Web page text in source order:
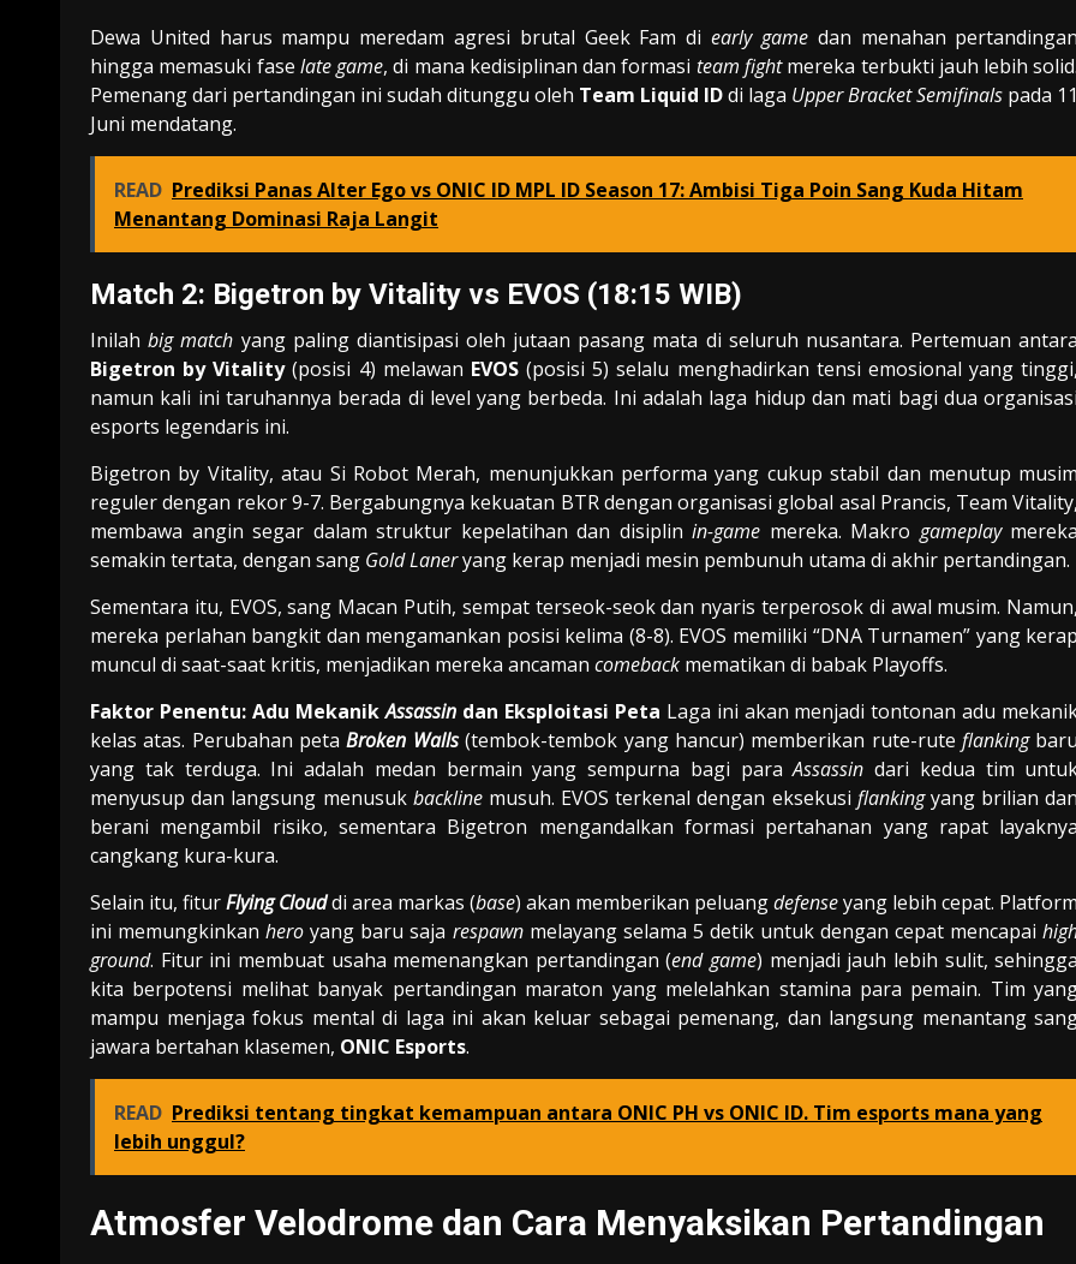
Dewa United harus mampu meredam agresi brutal Geek Fam diearly gamedan menahan pertandingan
hingga memasuki fase late game, di mana kedisiplinan dan formasi team fightmereka terbukti jauh lebih solid.
Pemenang dari pertandingan ini sudah ditunggu oleh Team Liquid IDdi laga Upper Bracket Semifinals pada 11
Juni mendatang.
READ Prediksi Panas Alter Ego vs ONIC ID MPL ID Season 17: Ambisi Tiga Poin Sang Kuda Hitam
Menantang Dominasi Raja Langit
Match 2: Bigetron by Vitality vs EVOS (18:15 WIB)
Inilahbig match yang paling diantisipasi oleh jutaan pasang mata di seluruh nusantara. Pertemuan antara
Bigetron by Vitality(posisi 4) melawan EVOS(posisi 5) selalu menghadirkan tensi emosional yang tinggi,
namun kali ini taruhannya berada di level yang berbeda. Ini adalah laga hidup dan mati bagi dua organisasi
esports legendaris ini.
Bigetron by Vitality, atau Si Robot Merah, menunjukkan performa yang cukup stabil dan menutup musim
reguler dengan rekor 9-7. Bergabungnya kekuatan BTR dengan organisasi global asal Prancis, Team Vitality,
membawa angin segar dalam struktur kepelatihan dan disiplinin-game mereka. Makrogameplaymereka
semakin tertata, dengan sang Gold Laneryang kerap menjadi mesin pembunuh utama di akhir pertandingan.
Sementara itu, EVOS, sang Macan Putih, sempat terseok-seok dan nyaris terperosok di awal musim. Namun,
mereka perlahan bangkit dan mengamankan posisi kelima (8-8). EVOS memiliki “DNA Turnamen” yang kerap
muncul di saat-saat kritis, menjadikan mereka ancaman comeback mematikan di babak Playoffs.
Faktor Penentu: Adu MekanikAssassindan Eksploitasi Peta Laga ini akan menjadi tontonan adu
kelas atas. Perubahan petaBroken Walls(tembok-tembok yang hancur) memberikan rute-rute flankingbaru
yang tak terduga. Ini adalah medan bermain yang sempurna bagi paraAssassin dari kedua tim
menyusup dan langsung menusuk backlinemusuh. EVOS terkenal dengan eksekusi flankingyang brilian dan
berani mengambil risiko, sementara Bigetron mengandalkan formasi pertahanan yang rapat layaknya
cangkang kura-kura.
Selain itu, fiturFlying Clouddi area markas (base) akan memberikan peluangdefenseyang lebih cepat. Platform
ini memungkinkanhero yang baru saja respawnmelayang selama 5 detik untuk dengan cepat mencapai
ground. Fitur ini membuat usaha memenangkan pertandingan (end game) menjadi jauh lebih sulit, sehingga
kita berpotensi melihat banyak pertandingan maraton yang melelahkan stamina para pemain. Tim
mampu menjaga fokus mental di laga ini akan keluar sebagai pemenang, dan langsung menantang
jawara bertahan klasemen, ONIC Esports.
READ Prediksi tentang tingkat kemampuan antara ONIC PH vs ONIC ID. Tim esports mana yang
lebih unggul?
Atmosfer Velodrome dan Cara Menyaksikan Pertandingan